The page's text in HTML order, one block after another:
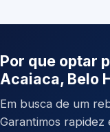
Por que optar
Acaiaca, Belo
Em busca de um
Garantimos rapidez